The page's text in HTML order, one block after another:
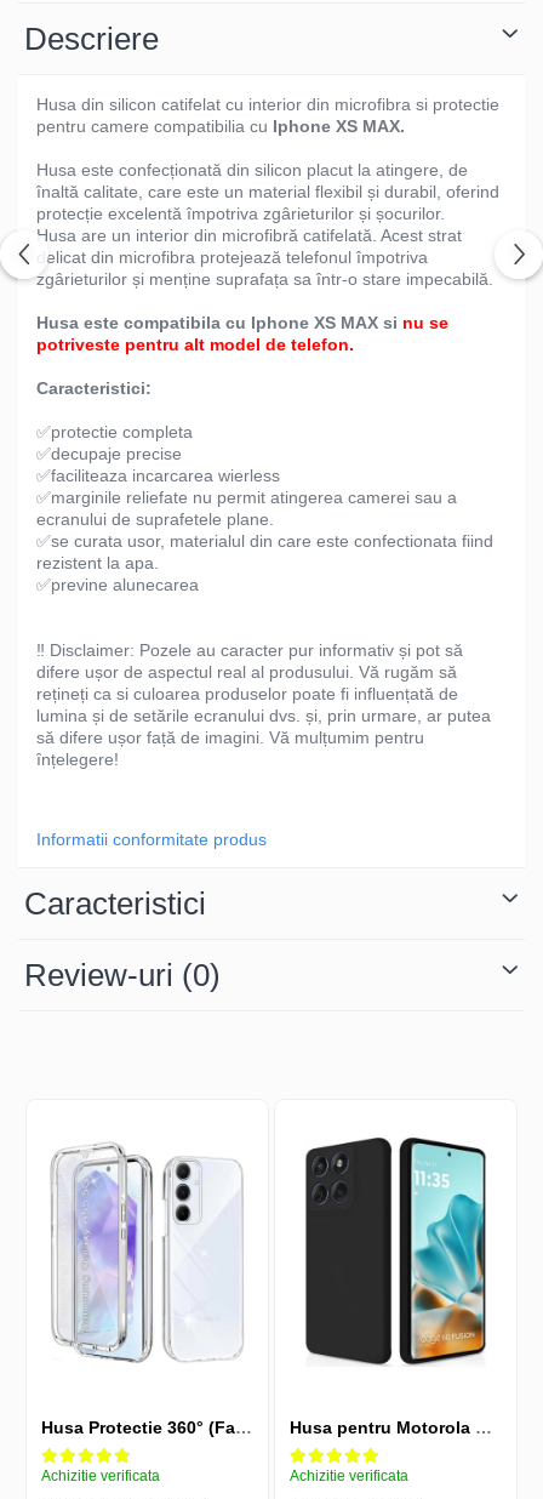
Descriere
Husa din silicon catifelat cu interior din microfibra si protectie
pentru camere compatibilia cu Iphone XS MAX.
Husa este confecționată din silicon placut la atingere, de
înaltă calitate, care este un material flexibil și durabil, oferind
protecție excelentă împotriva zgârieturilor și șocurilor.
Husa are un interior din microfibră catifelată. Acest strat
delicat din microfibra protejează telefonul împotriva
zgârieturilor și menține suprafața sa într-o stare impecabilă.
Husa este compatibila cu Iphone XS MAX si nu se
potriveste pentru alt model de telefon.
Caracteristici:
✅protectie completa
✅decupaje precise
✅faciliteaza incarcarea wierless
✅marginile reliefate nu permit atingerea camerei sau a
ecranului de suprafetele plane.
✅se curata usor, materialul din care este confectionata fiind
rezistent la apa.
✅previne alunecarea
‼️ Disclaimer: Pozele au caracter pur informativ și pot să
difere ușor de aspectul real al produsului. Vă rugăm să
rețineți ca si culoarea produselor poate fi influențată de
lumina și de setările ecranului dvs. și, prin urmare, ar putea
să difere ușor față de imagini. Vă mulțumim pentru
înțelegere!
Informatii conformitate produs
Caracteristici
Review-uri (0)
Husa Protectie 360° (Fata+Spate) compatibila Samsung Galaxy A55 5G, Transparanta, Protectie Completa
Achizitie verificata
Husa pentru Motorola Edge 60 Fusion din sIlicon catifelat cu interior din microfibra si protectie la camere - Negru
Achizitie verificata